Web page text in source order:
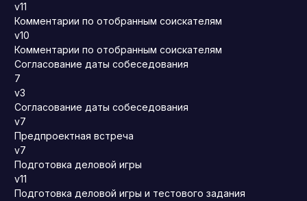
v11
Комментарии по отобранным соискателям
v10
Комментарии по отобранным соискателям
Согласование даты собеседования
7
v3
Согласование даты собеседования
v7
Предпроектная встреча
v7
Подготовка деловой игры
v11
Подготовка деловой игры и тестового задания